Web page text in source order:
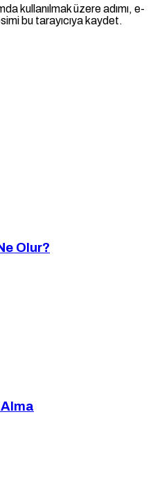
kullanılmak üzere adımı, e-
bu tarayıcıya kaydet.
Olur?